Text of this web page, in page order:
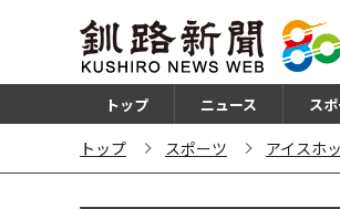
トップ ニュース ス
トップ スポーツ アイスホ